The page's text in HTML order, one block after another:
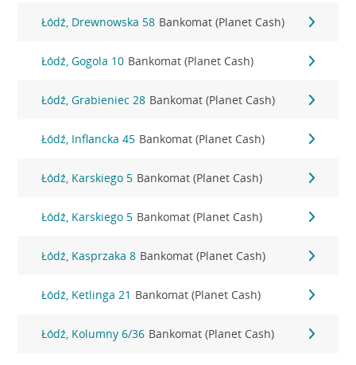
Łódź, Drewnowska 58 Bankomat (Planet Cash)
Łódź, Gogola 10 Bankomat (Planet Cash)
Łódź, Grabieniec 28 Bankomat (Planet Cash)
Łódź, Inflancka 45 Bankomat (Planet Cash)
Łódź, Karskiego 5 Bankomat (Planet Cash)
Łódź, Karskiego 5 Bankomat (Planet Cash)
Łódź, Kasprzaka 8 Bankomat (Planet Cash)
Łódź, Ketlinga 21 Bankomat (Planet Cash)
Łódź, Kolumny 6/36 Bankomat (Planet Cash)